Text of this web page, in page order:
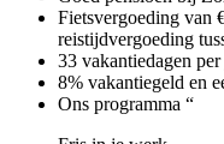
Fietsvergoeding van
reistijdvergoeding
33 vakantiedagen per
8% vakantiegeld en
Ons programma “